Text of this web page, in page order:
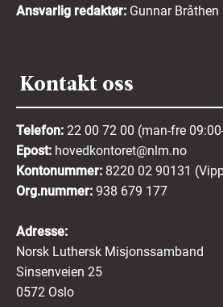
Ansvarlig redaktør: Gunnar Bråthen
Kontakt oss
Telefon: 22 00 72 00 (man-fre
Epost: hovedkontoret@nlm.no
Kontonummer: 8220 02 90131
Org.nummer: 938 679 177
Adresse:
Norsk Luthersk Misjonssamband
Sinsenveien 25
0572 Oslo